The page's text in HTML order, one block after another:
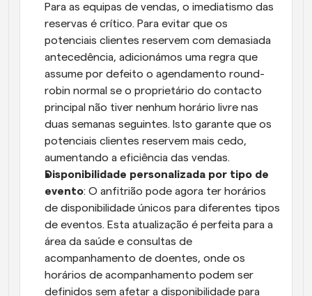
Para as equipas de vendas, o imediatismo das
reservas é crítico. Para evitar que os
potenciais clientes reservem com demasiada
antecedência, adicionámos uma regra que
assume por defeito o agendamento round-
robin normal se o proprietário do contacto
principal não tiver nenhum horário livre nas
duas semanas seguintes. Isto garante que os
potenciais clientes reservem mais cedo,
aumentando a eficiência das vendas.
Disponibilidade personalizada por tipo de
evento: O anfitrião pode agora ter horários
de disponibilidade únicos para diferentes tipos
de eventos. Esta atualização é perfeita para a
área da saúde e consultas de
acompanhamento de doentes, onde os
horários de acompanhamento podem ser
definidos sem afetar a disponibilidade para